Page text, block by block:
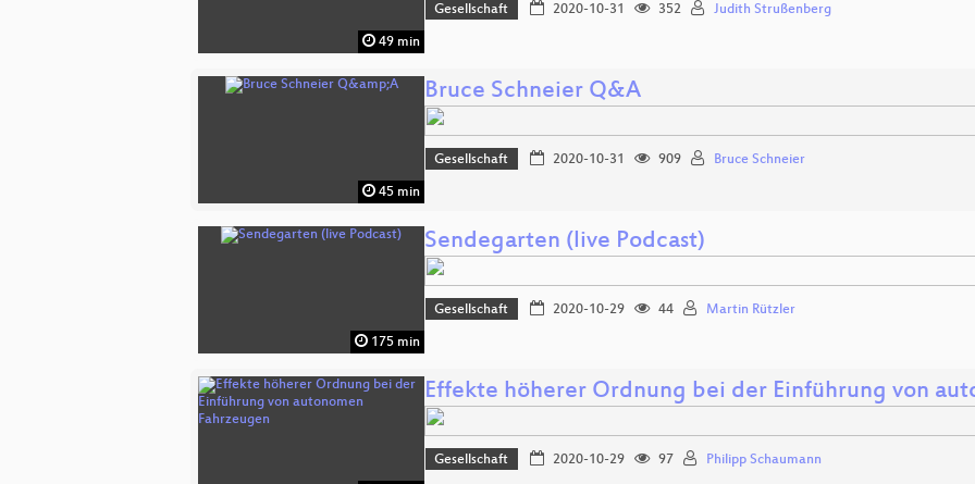
49 min
Gesellschaft 2020-10-31 352 Judith Strußenberg
45 min
Bruce Schneier Q&A
Gesellschaft 2020-10-31 909 Bruce Schneier
175 min
Sendegarten (live Podcast)
Gesellschaft 2020-10-29 44 Martin Rützler
Effekte höherer Ordnung bei der Einführung von
Gesellschaft 2020-10-29 97 Philipp Schaumann